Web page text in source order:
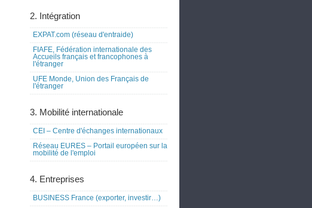
2. Intégration
EXPAT.com (réseau d'entraide)
FIAFE, Fédération internationale des
Accueils français et francophones à
l'étranger
UFE Monde, Union des Français de
l'étranger
3. Mobilité internationale
CEI – Centre d'échanges internationaux
Réseau EURES – Portail européen sur la
mobilité de l'emploi
4. Entreprises
BUSINESS France (exporter, investir…)